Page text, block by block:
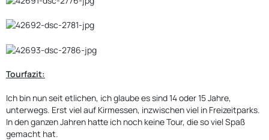
Tourfazit:
Ich bin nun seit etlichen, ich glaube es sind 14 oder 15 Jahre,
unterwegs. Erst viel auf Kirmessen, inzwischen viel in Freizeitparks.
In den ganzen Jahren hatte ich noch keine Tour, die so viel Spaß
gemacht hat.